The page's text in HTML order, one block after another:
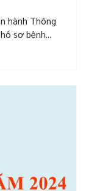
hành Thông
sơ bệnh...